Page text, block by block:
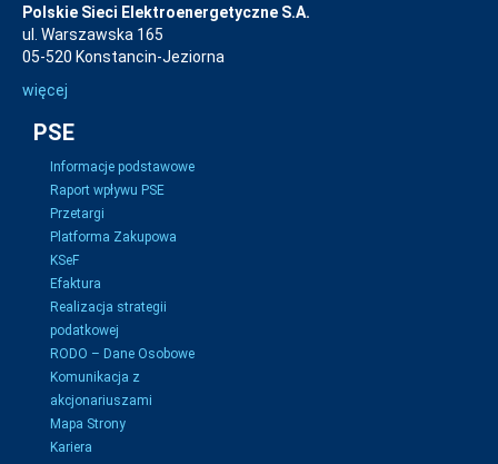
Polskie Sieci Elektroenergetyczne S.A.
ul. Warszawska 165
05-520 Konstancin-Jeziorna
więcej
PSE
Informacje podstawowe
Raport wpływu PSE
Przetargi
Platforma Zakupowa
KSeF
Efaktura
Realizacja strategii
podatkowej
RODO – Dane Osobowe
Komunikacja z
akcjonariuszami
Mapa Strony
Kariera